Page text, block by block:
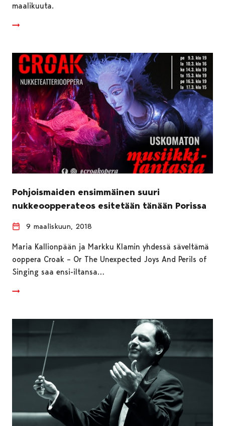
maalikuuta.
Pohjoismaiden ensimmäinen suuri
nukkeoopperateos esitetään tänään Porissa
9 maaliskuun, 2018
Maria Kallionpään ja Markku Klamin yhdessä säveltämä
ooppera Croak – Or The Unexpected Joys And Perils of
Singing saa ensi-iltansa…